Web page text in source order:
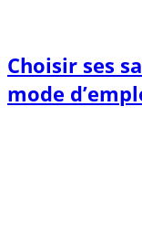
Choisir ses
mode